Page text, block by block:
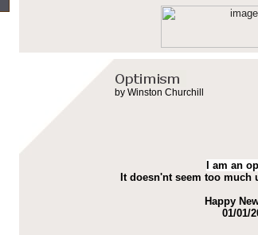
by Winston Churchill
I am an
It doesn'nt seem too much
Happy
01/01/